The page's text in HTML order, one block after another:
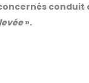
conduit
».